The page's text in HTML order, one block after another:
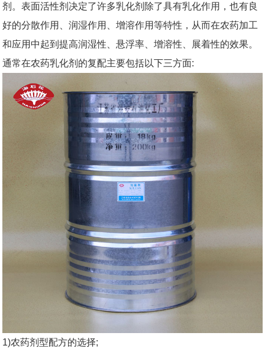
剂。表面活性剂决定了许多乳化剂除了具有乳化作用，也有良
好的分散作用、润湿作用、增溶作用等特性，从而在农药加工
和应用中起到提高润湿性、悬浮率、增溶性、展着性的效果。
通常在农药乳化剂的复配主要包括以下三方面:
1)农药剂型配方的选择;